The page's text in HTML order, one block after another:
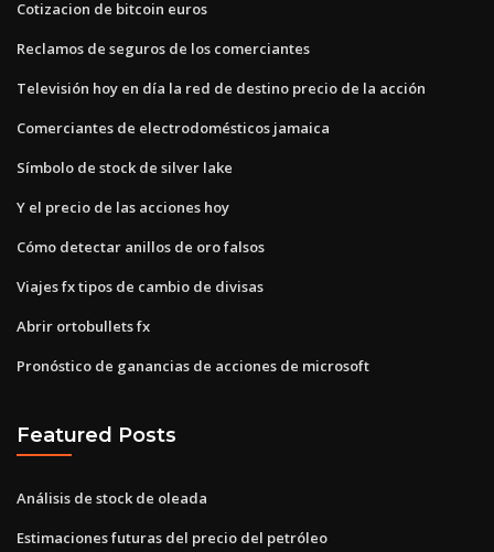
Cotizacion de bitcoin euros
Reclamos de seguros de los comerciantes
Televisión hoy en día la red de destino precio de la acción
Comerciantes de electrodomésticos jamaica
Símbolo de stock de silver lake
Y el precio de las acciones hoy
Cómo detectar anillos de oro falsos
Viajes fx tipos de cambio de divisas
Abrir ortobullets fx
Pronóstico de ganancias de acciones de microsoft
Featured Posts
Análisis de stock de oleada
Estimaciones futuras del precio del petróleo